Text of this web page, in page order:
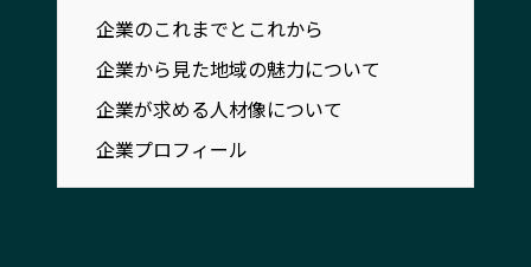
MILCプロジェクト
Localist
イベント
地域豆知識
Sporkle
企業のこれまでとこれから
企業から見た地域の魅力について
企業が求める人材像について
企業プロフィール